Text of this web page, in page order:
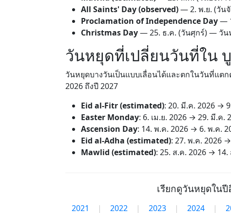
All Saints' Day (observed)—2. พ.ย. (วัน
Proclamation of Independence Day—
Christmas Day—25. ธ.ค. (วันศุกร์) — วัน
วันหยุดที่เปลี่ยนวันที่ใน
วันหยุดบางวันเป็นแบบเลื่อนได้และตกในวันที่แต
2026 ถึงปี 2027
Eid al-Fitr (estimated): 20. มี.ค. 2026 →
Easter Monday: 6. เม.ย. 2026 → 29. มี.ค.
Ascension Day: 14. พ.ค. 2026 → 6. พ.ค.
Eid al-Adha (estimated): 27. พ.ค. 2026 →
Mawlid (estimated): 25. ส.ค. 2026 → 14.
เรียกดูวันหยุดใน
2021 | 2022 | 2023 | 2024 |